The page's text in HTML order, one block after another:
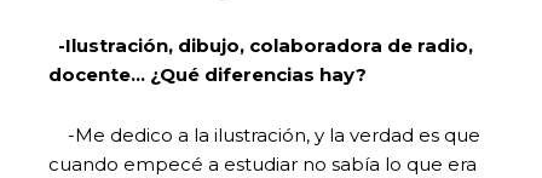
-Ilustración, dibujo, colaboradora de radio,
docente… ¿Qué diferencias hay?
-Me dedico a la ilustración, y la verdad es que
cuando empecé a estudiar no sabía lo que era